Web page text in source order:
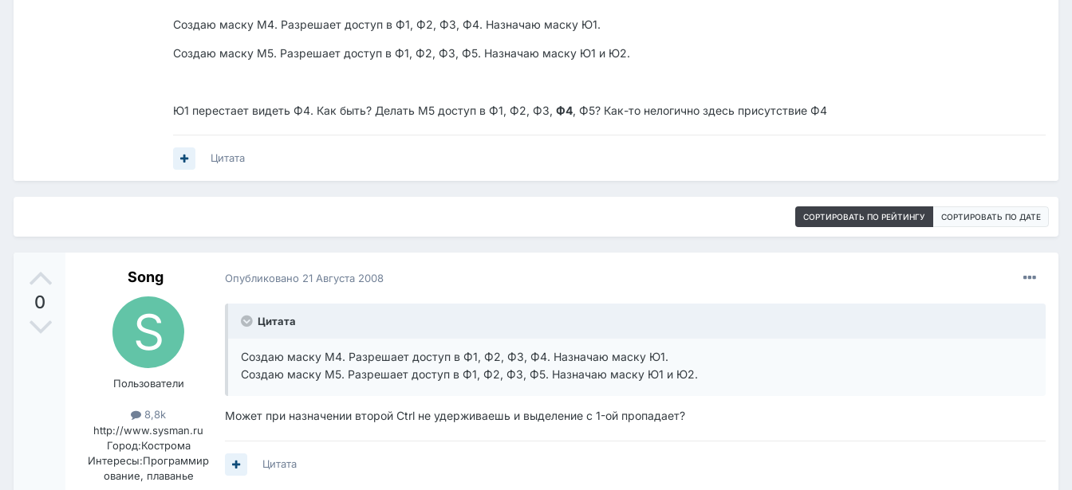
Создаю маску М4. Разрешает доступ в Ф1, Ф2, Ф3, Ф4. Назначаю маску Ю1.
Создаю маску М5. Разрешает доступ в Ф1, Ф2, Ф3, Ф5. Назначаю маску Ю1 и Ю2.
Ю1 перестает видеть Ф4. Как быть? Делать М5 доступ в Ф1, Ф2, Ф3, Ф4, Ф5? Как-то нелогично здесь присутствие Ф4
Цитата
СОРТИРОВАТЬ ПО РЕЙТИНГУ СОРТИРОВАТЬ ПО ДАТЕ
0
Song
Пользователи
8,8k
http://www.sysman.ru
Город:Кострома
Интересы:Программир
ование, плаванье
Опубликовано 21 Августа 2008
Цитата
Создаю маску М4. Разрешает доступ в Ф1, Ф2, Ф3, Ф4. Назначаю маску Ю1.
Создаю маску М5. Разрешает доступ в Ф1, Ф2, Ф3, Ф5. Назначаю маску Ю1 и Ю2.
Может при назначении второй Ctrl не удерживаешь и выделение с 1-ой пропадает?
Цитата